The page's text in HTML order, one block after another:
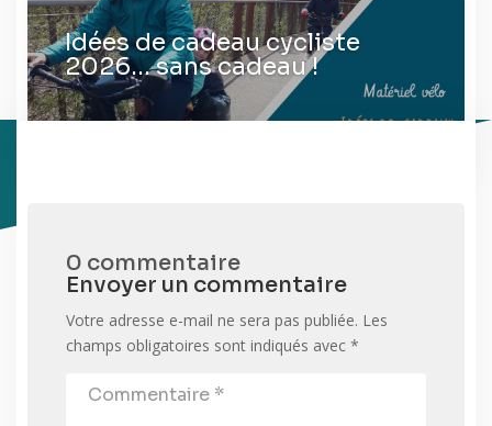
Idées de cadeau cycliste
2026… sans cadeau !
0 commentaire
Envoyer un commentaire
Votre adresse e-mail ne sera pas publiée. Les
champs obligatoires sont indiqués avec *